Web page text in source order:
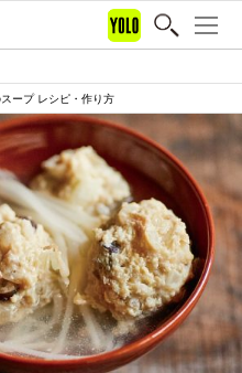
ープ レシピ・作り方